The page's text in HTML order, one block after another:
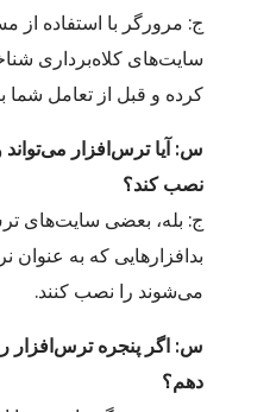
ج: مرورگر با استفاده از
سایت‌های کلاه‌برداری
کرده و قبل از تعامل شما
س: آیا ترس‌افزار
نصب کند؟
ج: بله، بعضی سایت‌های
بدافزارهایی که به عنوان
می‌شوند را نصب کنند.
س: اگر پنجره ترس‌افزار
دهم؟